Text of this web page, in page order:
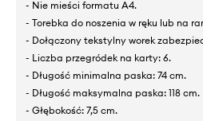
- Nie mieści formatu A4.
- Torebka do noszenia w ręku lub na
- Dołączony tekstylny worek
- Liczba przegródek na karty: 6.
- Długość minimalna paska: 74 cm.
- Długość maksymalna paska: 118 cm.
- Głębokość: 7,5 cm.